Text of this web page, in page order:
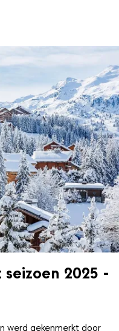
2025 -
werd gekenmerkt door